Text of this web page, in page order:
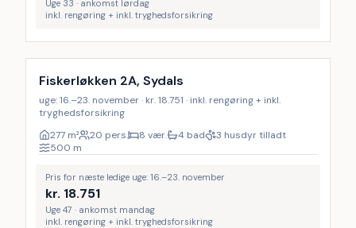
Uge 33 · ankomst lørdag
inkl. rengøring + inkl. tryghedsforsikring
Inkl. rengøring
Fiskerløkken 2A, Sydals
uge: 16.–23. november · kr. 18.751 · inkl. rengøring + inkl.
tryghedsforsikring
277 m² 20 pers. 8 vær. 4 bad
3 husdyr tilladt
500 m
Pris for næste ledige uge: 16.–23. november
kr. 18.751
Uge 47 · ankomst mandag
inkl. rengøring + inkl. tryghedsforsikring